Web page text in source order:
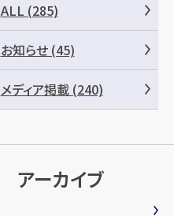
ALL (285)
お知らせ (45)
メディア掲載 (240)
アーカイブ